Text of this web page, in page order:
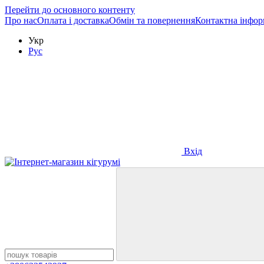
Перейти до основного контенту
Про насОплата і доставкаОбмін та поверненняКонтактна
Укр
Рус
Вхід